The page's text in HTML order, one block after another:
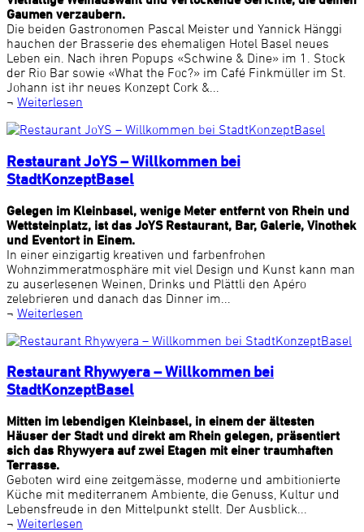
Gaumen verzaubern.
Die beiden Gastronomen Pascal Meister und Yannick Hänggi
hauchen der Brasserie des ehemaligen Hotel Basel neues
Leben ein. Nach ihren Popups «Schwine & Dine» im 1. Stock
der Rio Bar sowie «What the Foc?» im Café Finkmüller im St.
Johann ist ihr neues Konzept Cork &...
¬ Weiterlesen
Restaurant JoYS – Willkommen bei
StadtKonzeptBasel
Gelegen im Kleinbasel, wenige Meter entfernt von Rhein und
Wettsteinplatz, ist das JoYS Restaurant, Bar, Galerie, Vinothek
und Eventort in Einem.
In einer einzigartig kreativen und farbenfrohen
Wohnzimmeratmosphäre mit viel Design und Kunst kann man
zu auserlesenen Weinen, Drinks und Plättli den Apéro
zelebrieren und danach das Dinner im...
¬ Weiterlesen
Restaurant Rhywyera – Willkommen bei
StadtKonzeptBasel
Mitten im lebendigen Kleinbasel, in einem der ältesten
Häuser der Stadt und direkt am Rhein gelegen, präsentiert
sich das Rhywyera auf zwei Etagen mit einer traumhaften
Terrasse.
Geboten wird eine zeitgemässe, moderne und ambitionierte
Küche mit mediterranem Ambiente, die Genuss, Kultur und
Lebensfreude in den Mittelpunkt stellt. Der Ausblick...
¬ Weiterlesen